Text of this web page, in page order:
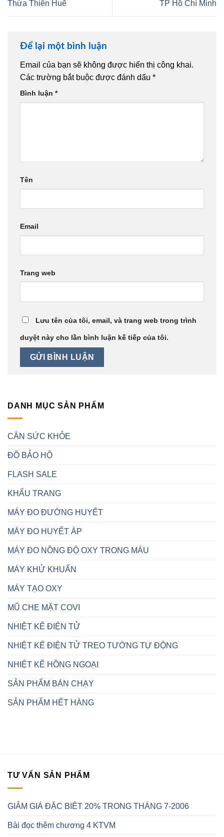
Thừa Thiên Huế TP Hồ Chí Minh
Để lại một bình luận
Email của bạn sẽ không được hiển thị công khai.
Các trường bắt buộc được đánh dấu *
Bình luận *
Tên
Email
Trang web
Lưu tên của tôi, email, và trang web trong trình
duyệt này cho lần bình luận kế tiếp của tôi.
DANH MỤC SẢN PHẨM
CÂN SỨC KHỎE
ĐỒ BẢO HỘ
FLASH SALE
KHẨU TRANG
MÁY ĐO ĐƯỜNG HUYẾT
MÁY ĐO HUYẾT ÁP
MÁY ĐO NỒNG ĐỘ OXY TRONG MÁU
MÁY KHỬ KHUẨN
MÁY TẠO OXY
MŨ CHE MẶT COVI
NHIỆT KẾ ĐIỆN TỬ
NHIỆT KẾ ĐIỆN TỬ TREO TƯỜNG TỰ ĐỘNG
NHIỆT KẾ HỒNG NGOẠI
SẢN PHẨM BÁN CHẠY
SẢN PHẨM HẾT HÀNG
TƯ VẤN SẢN PHẨM
GIẢM GIÁ ĐẶC BIÊT 20% TRONG THÁNG 7-2006
Bài đọc thêm chương 4 KTVM